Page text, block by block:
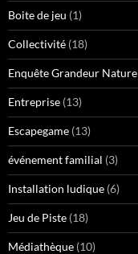
Boite de jeu (1)
Collectivité (18)
Enquête Grandeur Nature
Entreprise (13)
Escapegame (13)
événement familial (3)
Installation ludique (6)
Jeu de Piste (18)
Médiathèque (10)